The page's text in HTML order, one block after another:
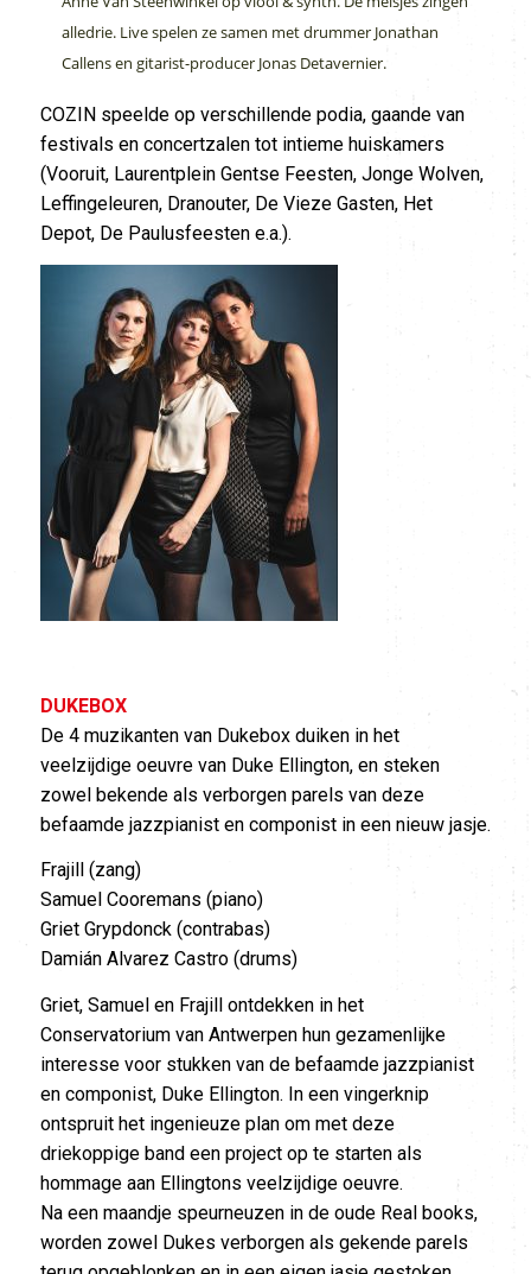
alledrie. Live spelen ze samen met drummer Jonathan
Callens en gitarist-producer Jonas Detavernier.
COZIN speelde op verschillende podia, gaande van
festivals en concertzalen tot intieme huiskamers
(Vooruit, Laurentplein Gentse Feesten, Jonge Wolven,
Leffingeleuren, Dranouter, De Vieze Gasten, Het
Depot, De Paulusfeesten e.a.).
DUKEBOX
De 4 muzikanten van Dukebox duiken in het
veelzijdige oeuvre van Duke Ellington, en steken
zowel bekende als verborgen parels van deze
befaamde jazzpianist en componist in een nieuw jasje.
Frajill (zang)
Samuel Cooremans (piano)
Griet Grypdonck (contrabas)
Damián Alvarez Castro (drums)
Griet, Samuel en Frajill ontdekken in het
Conservatorium van Antwerpen hun gezamenlijke
interesse voor stukken van de befaamde jazzpianist
en componist, Duke Ellington. In een vingerknip
ontspruit het ingenieuze plan om met deze
driekoppige band een project op te starten als
hommage aan Ellingtons veelzijdige oeuvre.
Na een maandje speurneuzen in de oude Real books,
worden zowel Dukes verborgen als gekende parels